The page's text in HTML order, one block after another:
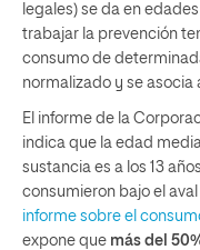
legales) se da en
trabajar la prevención
consumo de
normalizado y se asocia
El informe de la
indica que la edad
sustancia es a los 13
consumieron bajo el
informe sobre el
expone que más del